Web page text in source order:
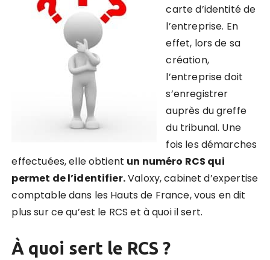
carte d’identité de
l’entreprise. En
effet, lors de sa
création,
l’entreprise doit
s’enregistrer
auprès du greffe
du tribunal. Une
fois les démarches
effectuées, elle obtient un numéro RCS qui
permet de l’identifier.Valoxy, cabinet d’expertise
comptable dans les Hauts de France, vous en dit
plus sur ce qu’est le RCS et à quoi il sert.
À quoi sert le RCS ?